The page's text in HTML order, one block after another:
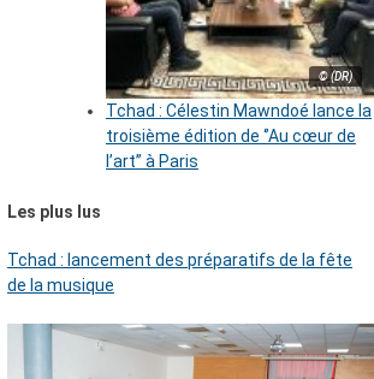
© (DR)
Tchad : Célestin Mawndoé lance la
troisième édition de ‘’Au cœur de
l’art’’ à Paris
Les plus lus
Tchad : lancement des préparatifs de la fête
de la musique